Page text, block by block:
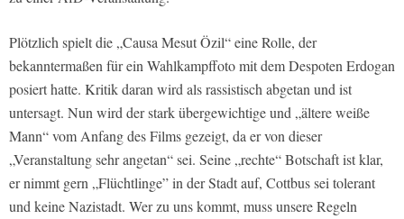
Plötzlich spielt die „Causa Mesut Özil“ eine Rolle, der
bekanntermaßen für ein Wahlkampffoto mit dem Despoten Erdogan
posiert hatte. Kritik daran wird als rassistisch abgetan und ist
untersagt. Nun wird der stark übergewichtige und „ältere weiße
Mann“ vom Anfang des Films gezeigt, da er von dieser
„Veranstaltung sehr angetan“ sei. Seine „rechte“ Botschaft ist klar,
er nimmt gern „Flüchtlinge” in der Stadt auf, Cottbus sei tolerant
und keine Nazistadt. Wer zu uns kommt, muss unsere Regeln